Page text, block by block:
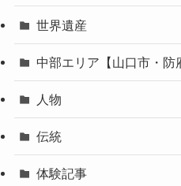
世界遺産
中部エリア【山口市・防
人物
伝統
体験記事